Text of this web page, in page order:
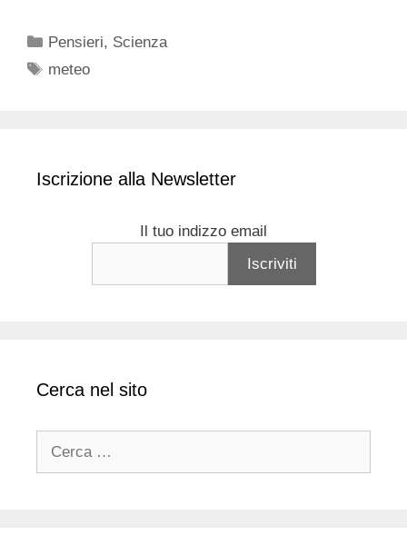
Categorie
Pensieri, Scienza
Tag
meteo
Iscrizione alla Newsletter
Il tuo indizzo email
Cerca nel sito